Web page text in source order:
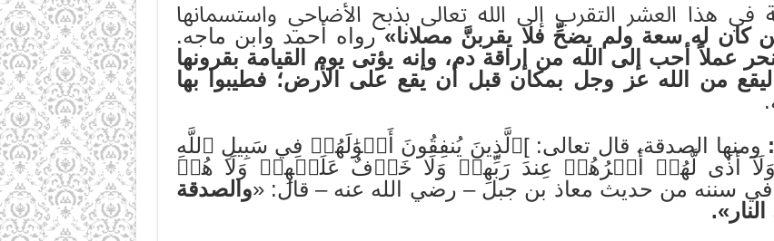
في هذا العشر التقرب إلى الله تعالى بذبح الأضاحي واستسمانها
كان له سعة ولم يضحِّ فلا يقربنَّ مصلانا»رواه أحمد وابن ماجه.
عملاً أحب إلى الله من إراقة دم، وإنه يؤتى يوم القيامة بقرونها
ليقع من الله عز وجل بمكان قبل أن يقع على الأرض؛ فطيبوا بها
ومنها الصدقة، قال تعالى: ]ٱلَّذِينَ يُنفِقُونَ أَمۡوَٰلَهُمۡ فِي سَبِيلِ ٱللَّهِ
وَلَآ أَذٗى لَّهُمۡ أَجۡرُهُمۡ عِندَ رَبِّهِمۡ وَلَا خَوۡفٌ عَلَيۡهِمۡ وَلَا هُمۡ
والصدقة